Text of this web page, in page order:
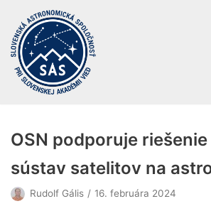
Preskočiť
na
obsah
OSN podporuje
sústav satelitov na
Rudolf Gális 16. februára 2024